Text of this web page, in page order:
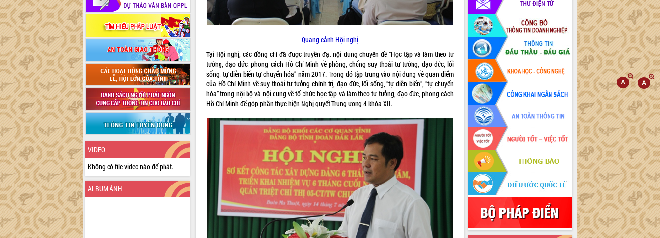
VIDEO
Không có file video nào để phát.
ALBUM ẢNH
Quang cảnh Hội nghị
Tại Hội nghị, các đồng chí đã được truyền đạt nội dung chuyên đề “Học tập và làm theo tư
tưởng, đạo đức, phong cách Hồ Chí Minh về phòng, chống suy thoái tư tưởng, đạo đức, lối
sống, tự diễn biến tự chuyển hóa” năm 2017. Trong đó tập trung vào nội dung về quan điểm
của Hồ Chí Minh về suy thoái tư tưởng chính trị, đạo đức, lối sống, “tự diễn biến”, “tự chuyển
hóa” trong nội bộ và nội dung về tổ chức học tập và làm theo tư tưởng, đạo đức, phong cách
Hồ Chí Minh để góp phần thực hiện Nghị quyết Trung ương 4 khóa XII.